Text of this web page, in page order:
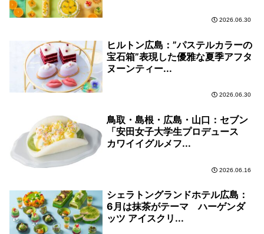
2026.06.30
ヒルトン広島：”パステルカラーの
宝石箱”表現した優雅な夏季アフタ
ヌーンティー...
2026.06.30
鳥取・島根・広島・山口：セブン
「安田女子大学生プロデュース
カワイイグルメフ...
2026.06.16
シェラトングランドホテル広島：
6月は抹茶がテーマ ハーゲンダ
ッツ アイスクリ...